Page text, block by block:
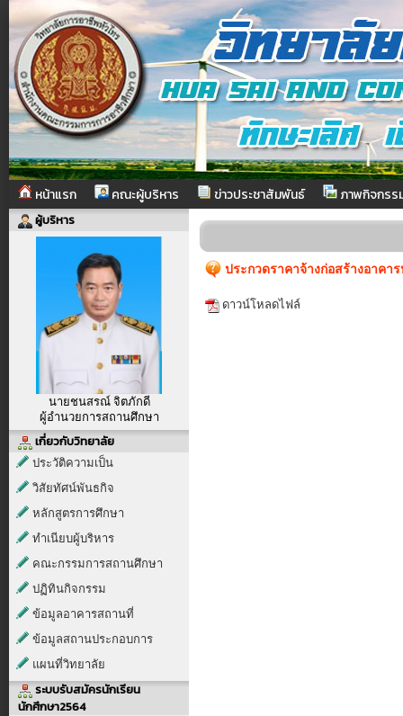
หน้าแรก คณะผู้บริหาร ข่าวประชาสัมพันธ์ ภาพกิจกรร
ผู้บริหาร
นายชนสรณ์ จิตภักดี
ผู้อำนวยการสถานศึกษา
เกี่ยวกับวิทยาลัย
ประวัติความเป็น
วิสัยทัศน์พันธกิจ
หลักสูตรการศึกษา
ทำเนียบผู้บริหาร
คณะกรรมการสถานศึกษา
ปฏิทินกิจกรรม
ข้อมูลอาคารสถานที่
ข้อมูลสถานประกอบการ
แผนที่วิทยาลัย
ระบบรับสมัครนักเรียน
นักศึกษา2564
ประกวดราคาจ้างก่อสร้างอาคา
ดาวน์โหลดไฟล์